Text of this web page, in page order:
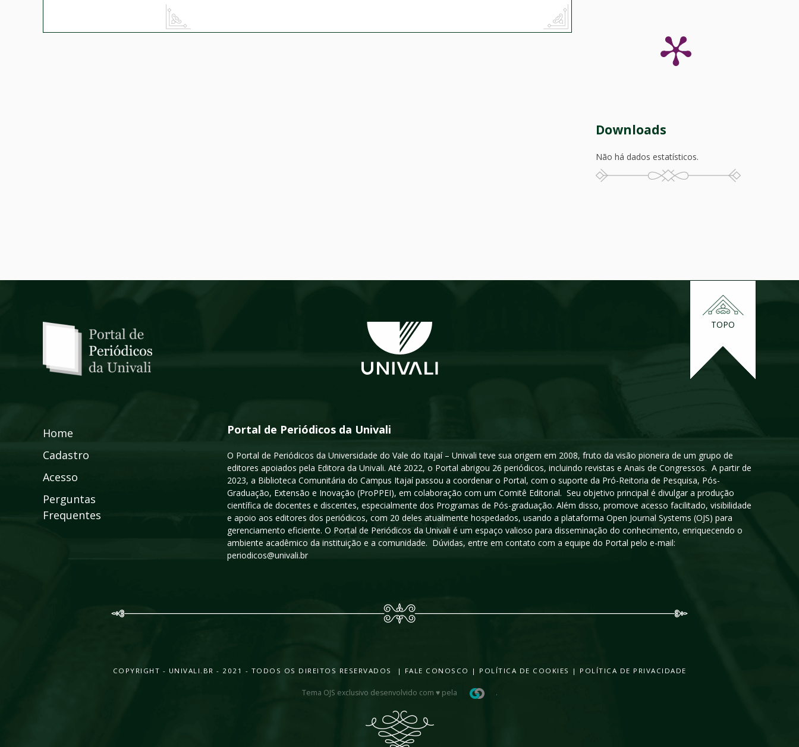
Downloads
Não há dados estatísticos.
TOPO
Home
Cadastro
Acesso
Perguntas
Frequentes
Portal de Periódicos da Univali
O Portal de Periódicos da Universidade do Vale do Itajaí – Univali teve sua origem em 2008, fruto da visão pioneira de um grupo de
editores apoiados pela Editora da Univali. Até 2022, o Portal abrigou 26 periódicos, incluindo revistas e Anais de Congressos. A partir de
2023, a Biblioteca Comunitária do Campus Itajaí passou a coordenar o Portal, com o suporte da Pró-Reitoria de Pesquisa, Pós-
Graduação, Extensão e Inovação (ProPPEI), em colaboração com um Comitê Editorial. Seu objetivo principal é divulgar a produção
científica de docentes e discentes, especialmente dos Programas de Pós-graduação. Além disso, promove acesso facilitado, visibilidade
e apoio aos editores dos periódicos, com 20 deles atualmente hospedados, usando a plataforma Open Journal Systems (OJS) para
gerenciamento eficiente. O Portal de Periódicos da Univali é um espaço valioso para disseminação do conhecimento, enriquecendo o
ambiente acadêmico da instituição e a comunidade. Dúvidas, entre em contato com a equipe do Portal pelo e-mail:
periodicos@univali.br
COPYRIGHT - UNIVALI.BR - 2021 - TODOS OS DIREITOS RESERVADOS | FALE CONOSCO | POLÍTICA DE COOKIES | POLÍTICA DE PRIVACIDADE
Tema OJS exclusivo desenvolvido com ♥ pela .